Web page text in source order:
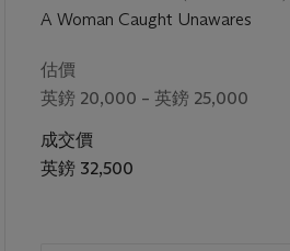
A Woman Caught Unawares
估價
英鎊 20,000 – 英鎊 25,000
成交價
英鎊 32,500